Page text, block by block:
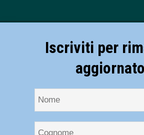
Iscriviti per